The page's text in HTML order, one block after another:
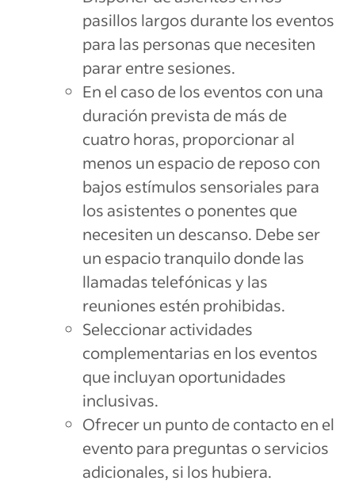
pasillos largos durante los eventos
para las personas que necesiten
parar entre sesiones.
En el caso de los eventos con una
duración prevista de más de
cuatro horas, proporcionar al
menos un espacio de reposo con
bajos estímulos sensoriales para
los asistentes o ponentes que
necesiten un descanso. Debe ser
un espacio tranquilo donde las
llamadas telefónicas y las
reuniones estén prohibidas.
Seleccionar actividades
complementarias en los eventos
que incluyan oportunidades
inclusivas.
Ofrecer un punto de contacto en el
evento para preguntas o servicios
adicionales, si los hubiera.